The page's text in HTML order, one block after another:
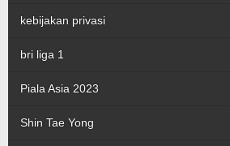
kebijakan privasi
bri liga 1
Piala Asia 2023
Shin Tae Yong